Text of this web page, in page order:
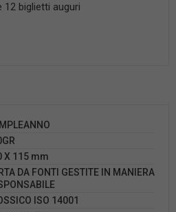
biglietti auguri
X 115 mm
DA FONTI GESTITE IN MANIERA
ISO 14001